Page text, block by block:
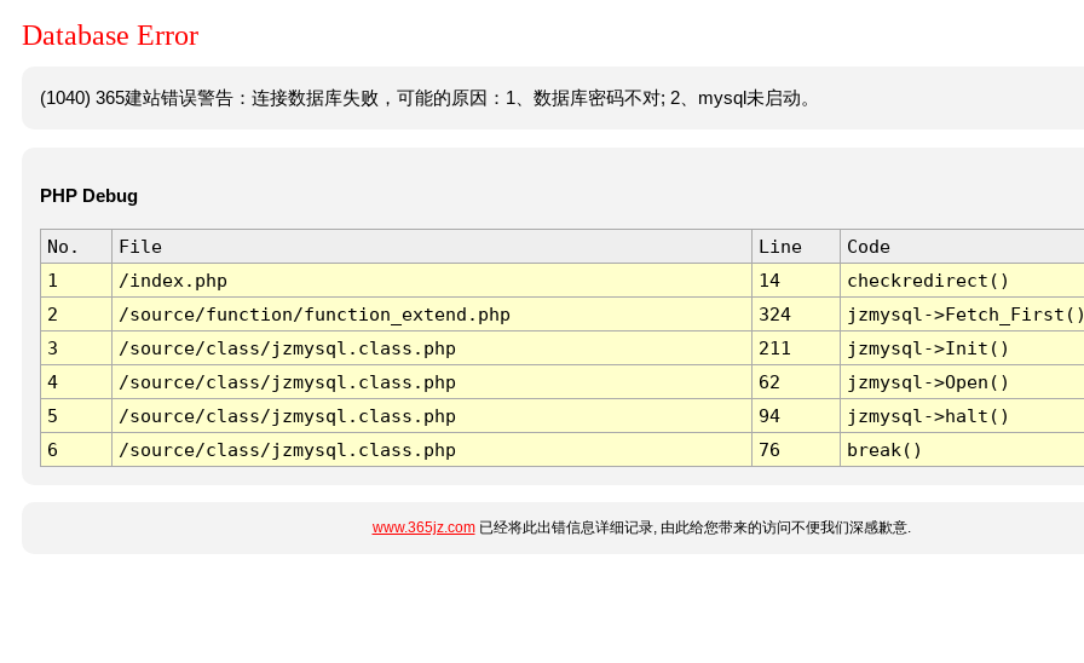
Database Error
(1040) 365建站错误警告：连接数据库失败，可能的原因：1、数据库密码不对; 2、mysql未启动。
PHP Debug
No. File Line
Code
1
/index.php 14
checkredirect()
2
/source/function/function_extend.php 324
jzmysql-
3
/source/class/jzmysql.class.php 211
jzmysql->Init()
4
/source/class/jzmysql.class.php 62
jzmysql->Open()
5
/source/class/jzmysql.class.php 94
jzmysql->halt()
6
/source/class/jzmysql.class.php 76 break()
www.365jz.com已经将此出错信息详细记录, 由此给您带来的访问不便我们深感歉意.